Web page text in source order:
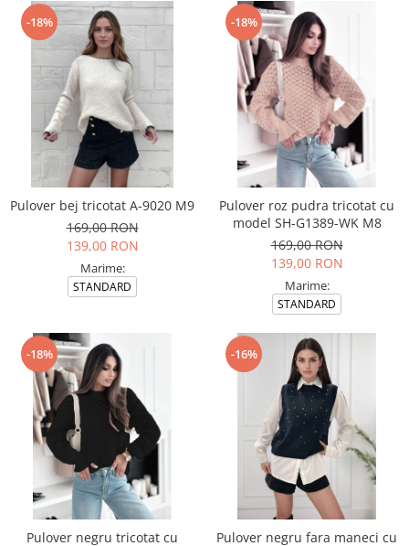
-18%
Pulover bej tricotat A-9020 M9
169,00 RON
139,00 RON
Marime:
STANDARD
-18%
Pulover roz pudra tricotat cu
model SH-G1389-WK M8
169,00 RON
139,00 RON
Marime:
STANDARD
-18%
Pulover negru tricotat cu
-16%
Pulover negru fara maneci cu